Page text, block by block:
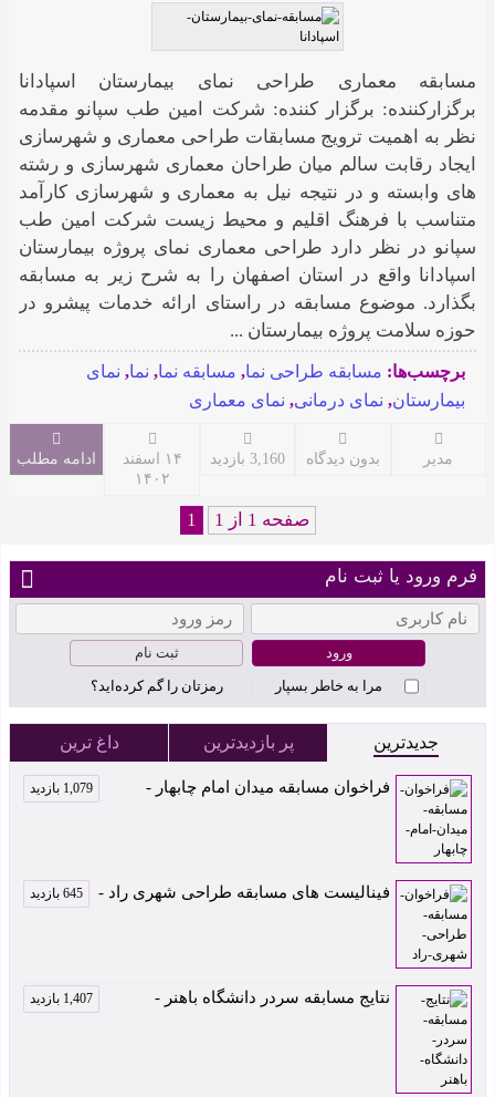
مسابقه معماری طراحی نمای بیمارستان اسپادانا
برگزارکننده: برگزار کننده: شرکت امین طب سپانو مقدمه
نظر به اهمیت ترویج مسابقات طراحی معماری و شهرسازی
ایجاد رقابت سالم میان طراحان معماری شهرسازی و رشته
های وابسته و در نتیجه نیل به معماری و شهرسازی کارآمد
متناسب با فرهنگ اقلیم و محیط زیست شرکت امین طب
سپانو در نظر دارد طراحی معماری نمای پروژه بیمارستان
اسپادانا واقع در استان اصفهان را به شرح زیر به مسابقه
بگذارد. موضوع مسابقه در راستای ارائه خدمات پیشرو در
حوزه سلامت پروژه بیمارستان ...
برچسب‌ها: مسابقه طراحی نما, مسابقه نما, نما, نمای
بیمارستان, نمای درمانی, نمای معماری
مدیر بدون دیدگاه 3,160 بازدید
۱۴ اسفند
۱۴۰۲
ادامه مطلب
صفحه 1 از 1 1
فرم ورود یا ثبت نام
ثبت نام
مرا به خاطر بسپار
رمزتان را گم کرده‌اید؟
جدیدترین پر بازدیدترین داغ ترین
فراخوان مسابقه میدان امام چابهار - 1,079 بازدید
فینالیست های مسابقه طراحی شهری راد - 645 بازدید
نتایج مسابقه سردر دانشگاه باهنر - 1,407 بازدید